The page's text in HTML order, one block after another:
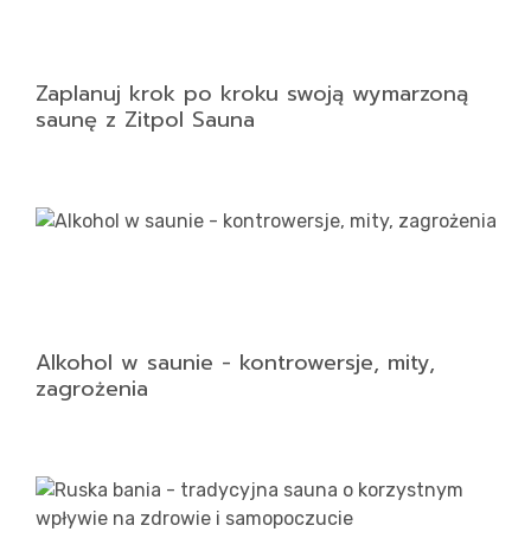
Zaplanuj krok po kroku swoją wymarzoną
saunę z Zitpol Sauna
Alkohol w saunie - kontrowersje, mity,
zagrożenia